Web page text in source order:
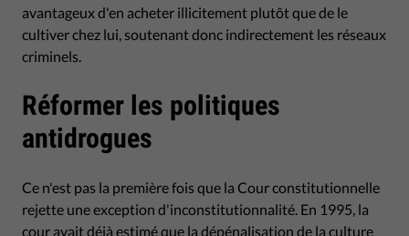
avantageux d'en acheter illicitement plutôt que de le
cultiver chez lui, soutenant donc indirectement les réseaux
criminels.
Réformer les politiques
antidrogues
Ce n'est pas la première fois que la Cour constitutionnelle
rejette une exception d'inconstitutionnalité. En 1995, la
cour avait déjà estimé que la dépénalisation de la culture